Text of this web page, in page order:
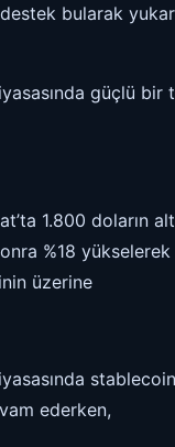
bularak
güçlü bir
1.800 doların
%18
üzerine
ederken,